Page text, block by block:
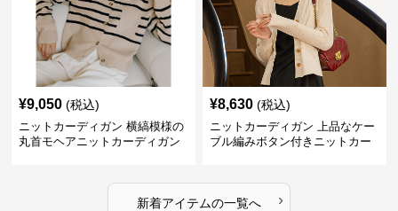
¥9,050 (税込)
ニットカーディガン 横縞模様の
丸首モヘアニットカーディガン
¥8,630 (税込)
ニットカーディガン 上品なケー
ブル編みボタン付きニットカー
新着アイテムの一覧へ ›